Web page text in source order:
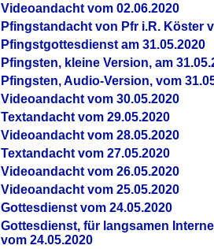
Videoandacht vom 02.06.2020
Pfingstandacht von Pfr i.R. Köster
Pfingstgottesdienst am 31.05.2020
Pfingsten, kleine Version, am
Pfingsten, Audio-Version, vom
Videoandacht vom 30.05.2020
Textandacht vom 29.05.2020
Videoandacht vom 28.05.2020
Textandacht vom 27.05.2020
Videoandacht vom 26.05.2020
Videoandacht vom 25.05.2020
Gottesdienst vom 24.05.2020
Gottesdienst, für langsamen
vom 24.05.2020